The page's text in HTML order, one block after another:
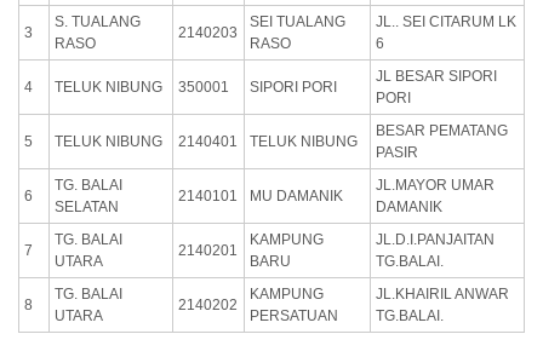
3
S. TUALANG
RASO
2140203
SEI TUALANG
RASO
JL.. SEI CITARUM LK
6
4 TELUK NIBUNG 350001 SIPORI PORI
JL BESAR SIPORI
PORI
5 TELUK NIBUNG 2140401 TELUK NIBUNG
BESAR PEMATANG
PASIR
6
TG. BALAI
SELATAN
2140101 MU DAMANIK
JL.MAYOR UMAR
DAMANIK
7
TG. BALAI
UTARA
2140201
KAMPUNG
BARU
JL.D.I.PANJAITAN
TG.BALAI.
8
TG. BALAI
UTARA
2140202
KAMPUNG
PERSATUAN
JL.KHAIRIL ANWAR
TG.BALAI.